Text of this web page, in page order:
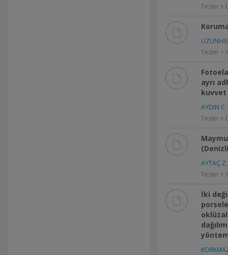
Tezler >
Tezler >
ayrı
kuvvet
AYDIN C.
Tezler >
AYTAÇ Z.
Tezler >
İki